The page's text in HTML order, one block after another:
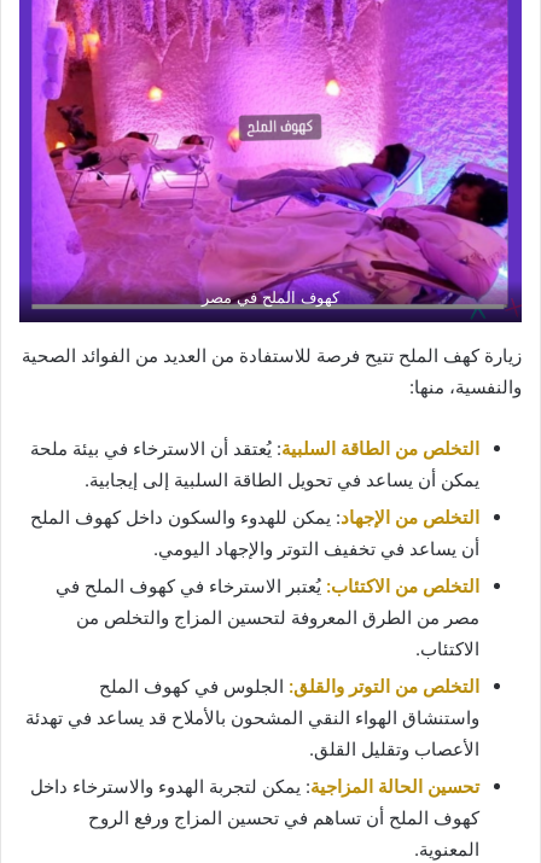
كهوف الملح في مصر
زيارة كهف الملح تتيح فرصة للاستفادة من العديد من الفوائد الصحية
والنفسية، منها:
التخلص من الطاقة السلبية: يُعتقد أن الاسترخاء في بيئة ملحة
يمكن أن يساعد في تحويل الطاقة السلبية إلى إيجابية.
التخلص من الإجهاد: يمكن للهدوء والسكون داخل كهوف الملح
أن يساعد في تخفيف التوتر والإجهاد اليومي.
التخلص من الاكتئاب: يُعتبر الاسترخاء في كهوف الملح في
مصر من الطرق المعروفة لتحسين المزاج والتخلص من
الاكتئاب.
التخلص من التوتر والقلق: الجلوس في كهوف الملح
واستنشاق الهواء النقي المشحون بالأملاح قد يساعد في تهدئة
الأعصاب وتقليل القلق.
تحسين الحالة المزاجية: يمكن لتجربة الهدوء والاسترخاء داخل
كهوف الملح أن تساهم في تحسين المزاج ورفع الروح
المعنوية.